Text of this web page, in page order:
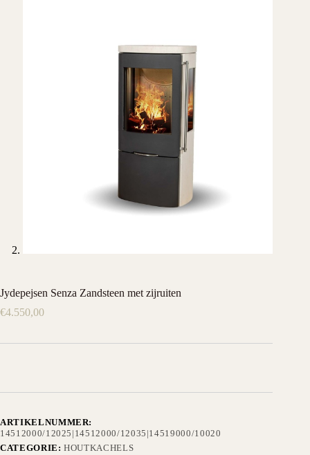
Jydepejsen Senza Zandsteen met zijruiten
€4.550,00
ARTIKELNUMMER:
14512000/12025|14512000/12035|14519000/10020
CATEGORIE:HOUTKACHELS